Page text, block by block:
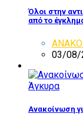
Όλοι στην
από το
03/08/
Ανακοίνωση